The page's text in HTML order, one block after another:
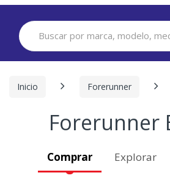
Search
for:
Inicio Forerunner
Forerunner
Comprar Explorar